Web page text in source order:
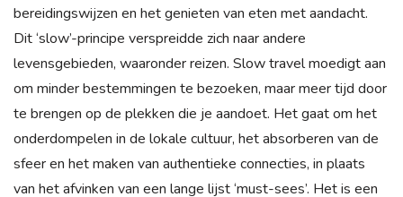
bereidingswijzen en het genieten van eten met aandacht.
Dit ‘slow’-principe verspreidde zich naar andere
levensgebieden, waaronder reizen. Slow travel moedigt aan
om minder bestemmingen te bezoeken, maar meer tijd door
te brengen op de plekken die je aandoet. Het gaat om het
onderdompelen in de lokale cultuur, het absorberen van de
sfeer en het maken van authentieke connecties, in plaats
van het afvinken van een lange lijst ‘must-sees’. Het is een